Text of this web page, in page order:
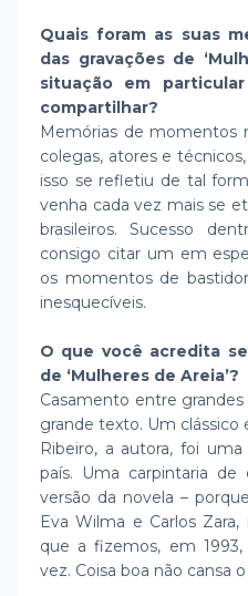
Quais foram as suas
das gravações de
situação em
compartilhar?
Memórias de momentos
colegas, atores e
isso se refletiu de tal
venha cada vez mais se
brasileiros. Sucesso
consigo citar um em
os momentos de
inesquecíveis.
O que você acredita
de ‘Mulheres de Areia’?
Casamento entre
grande texto. Um clássico
Ribeiro, a autora, foi
país. Uma carpintaria de
versão da novela –
Eva Wilma e Carlos
que a fizemos, em
vez. Coisa boa não cansa